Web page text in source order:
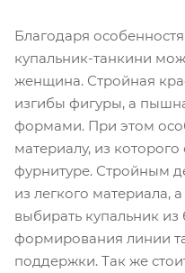
Благодаря
купальник-танкини
женщина. Стройная
изгибы фигуры, а
формами. При этом
материалу, из
фурнитуре. Стройным
из легкого
выбирать купальник
формирования линии
поддержки. Так же